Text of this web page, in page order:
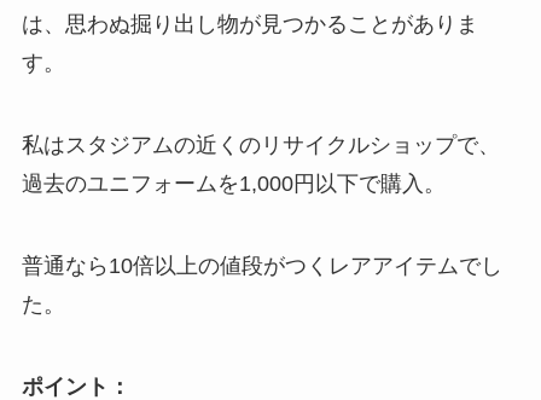
は、思わぬ掘り出し物が見つかることがありま
す。
私はスタジアムの近くのリサイクルショップで、
過去のユニフォームを1,000円以下で購入。
普通なら10倍以上の値段がつくレアアイテムでし
た。
ポイント：